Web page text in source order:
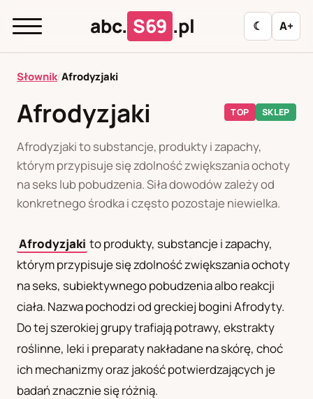
abc. S69 .pl ☾ A+
abc.
C D
J
K L M N O P R
S
T
U W Z Ł
Polityka redakcyjna
Polski Русский
UA
Українська
Słownik/Afrodyzjaki
Afrodyzjaki TOP SKLEP
Afrodyzjaki to substancje, produkty i zapachy,
którym przypisuje się zdolność zwiększania ochoty
na seks lub pobudzenia. Siła dowodów zależy od
konkretnego środka i często pozostaje niewielka.
Afrodyzjaki to produkty, substancje i zapachy,
którym przypisuje się zdolność zwiększania ochoty
na seks, subiektywnego pobudzenia albo reakcji
ciała. Nazwa pochodzi od greckiej bogini Afrodyty.
Do tej szerokiej grupy trafiają potrawy, ekstrakty
roślinne, leki i preparaty nakładane na skórę, choć
ich mechanizmy oraz jakość potwierdzających je
badań znacznie się różnią.